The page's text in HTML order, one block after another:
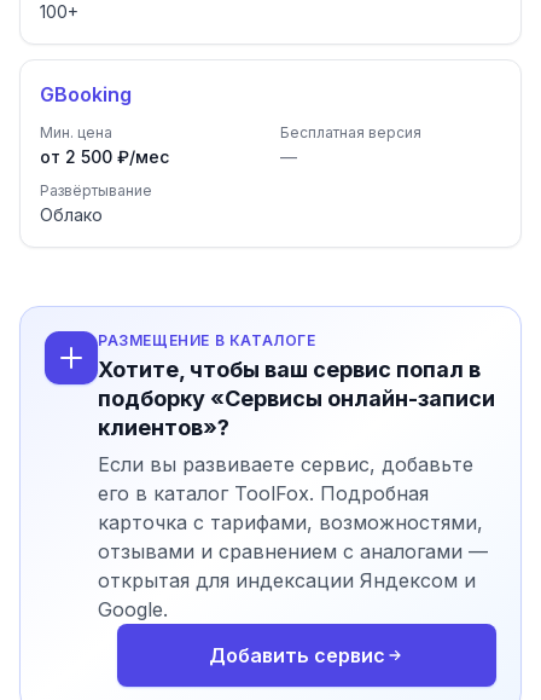
100+
GBooking
Мин. цена
от 2 500 ₽/мес
Бесплатная версия
—
Развёртывание
Облако
РАЗМЕЩЕНИЕ В КАТАЛОГЕ
Хотите, чтобы ваш сервис попал в
подборку «Сервисы онлайн-записи
клиентов»?
Если вы развиваете сервис, добавьте
его в каталог ToolFox. Подробная
карточка с тарифами, возможностями,
отзывами и сравнением с аналогами —
открытая для индексации Яндексом и
Google.
Добавить сервис